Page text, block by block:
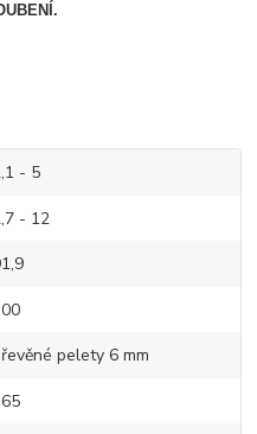
- 5
- 12
pelety 6 mm